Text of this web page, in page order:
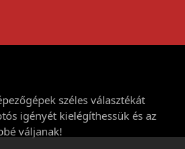
széles választékát
igényét kielégíthessük és az
váljanak!